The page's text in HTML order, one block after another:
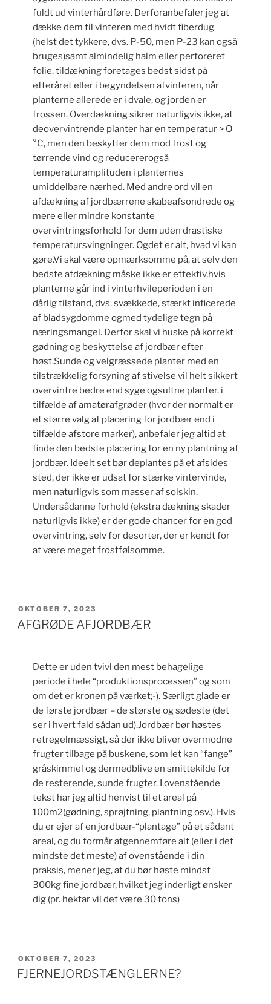
fuldt ud vinterhårdføre. Derforanbefaler jeg at
dække dem til vinteren med hvidt fiberdug
(helst det tykkere, dvs. P-50, men P-23 kan også
bruges)samt almindelig halm eller perforeret
folie. tildækning foretages bedst sidst på
efteråret eller i begyndelsen afvinteren, når
planterne allerede er i dvale, og jorden er
frossen. Overdækning sikrer naturligvis ikke, at
deovervintrende planter har en temperatur > O
°C, men den beskytter dem mod frost og
tørrende vind og reducererogså
temperaturamplituden i planternes
umiddelbare nærhed. Med andre ord vil en
afdækning af jordbærrene skabeafsondrede og
mere eller mindre konstante
overvintringsforhold for dem uden drastiske
temperatursvingninger. Ogdet er alt, hvad vi kan
gøre.Vi skal være opmærksomme på, at selv den
bedste afdækning måske ikke er effektiv,hvis
planterne går ind i vinterhvileperioden i en
dårlig tilstand, dvs. svækkede, stærkt inficerede
af bladsygdomme ogmed tydelige tegn på
næringsmangel. Derfor skal vi huske på korrekt
gødning og beskyttelse af jordbær efter
høst.Sunde og velgræssede planter med en
tilstrækkelig forsyning af stivelse vil helt sikkert
overvintre bedre end syge ogsultne planter. i
tilfælde af amatørafgrøder (hvor der normalt er
et større valg af placering for jordbær end i
tilfælde afstore marker), anbefaler jeg altid at
finde den bedste placering for en ny plantning af
jordbær. Ideelt set bør deplantes på et afsides
sted, der ikke er udsat for stærke vintervinde,
men naturligvis som masser af solskin.
Undersådanne forhold (ekstra dækning skader
naturligvis ikke) er der gode chancer for en god
overvintring, selv for desorter, der er kendt for
at være meget frostfølsomme.
UDGIVET
DEN
OKTOBER 7, 2023
AFGRØDE AFJORDBÆR
Dette er uden tvivl den mest behagelige
periode i hele “produktionsprocessen” og som
om det er kronen på værket;-). Særligt glade er
de første jordbær – de største og sødeste (det
ser i hvert fald sådan ud).Jordbær bør høstes
retregelmæssigt, så der ikke bliver overmodne
frugter tilbage på buskene, som let kan “fange”
gråskimmel og dermedblive en smittekilde for
de resterende, sunde frugter. I ovenstående
tekst har jeg altid henvist til et areal på
100m2(gødning, sprøjtning, plantning osv.). Hvis
du er ejer af en jordbær-“plantage” på et sådant
areal, og du formår atgennemføre alt (eller i det
mindste det meste) af ovenstående i din
praksis, mener jeg, at du bør høste mindst
300kg fine jordbær, hvilket jeg inderligt ønsker
dig (pr. hektar vil det være 30 tons)
UDGIVET
DEN
OKTOBER 7, 2023
FJERNEJORDSTÆNGLERNE?